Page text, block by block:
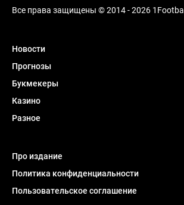
Все права защищены © 2014 - 2026 1Football
Новости
Прогнозы
Букмекеры
Казино
Разное
Про издание
Политика конфиденциальности
Пользовательское соглашение